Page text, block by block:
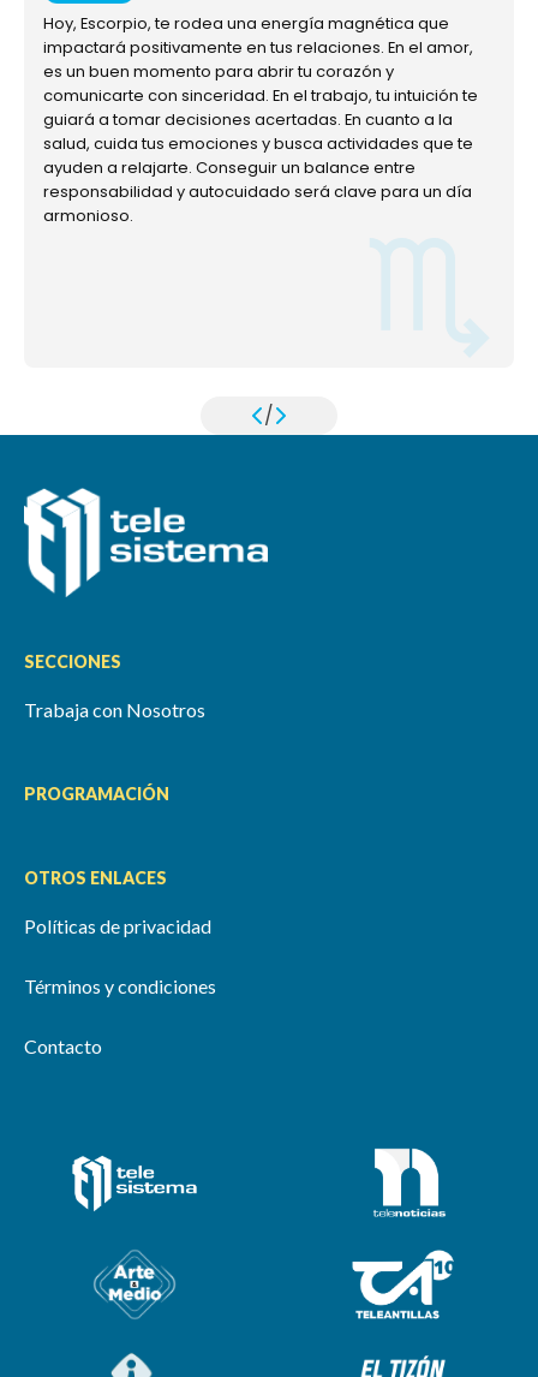
Hoy, Escorpio, te rodea una energía magnética que
impactará positivamente en tus relaciones. En el amor,
es un buen momento para abrir tu corazón y
comunicarte con sinceridad. En el trabajo, tu intuición te
guiará a tomar decisiones acertadas. En cuanto a la
salud, cuida tus emociones y busca actividades que te
ayuden a relajarte. Conseguir un balance entre
responsabilidad y autocuidado será clave para un día
armonioso.
/
SECCIONES
Trabaja con Nosotros
PROGRAMACIÓN
OTROS ENLACES
Políticas de privacidad
Términos y condiciones
Contacto